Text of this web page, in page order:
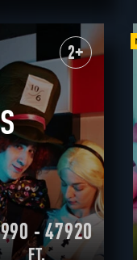
2+
- 47920
FT.